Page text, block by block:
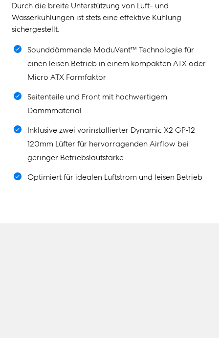
Durch die breite Unterstützung von Luft- und
Wasserkühlungen ist stets eine effektive Kühlung
sichergestellt.
Sounddämmende ModuVent™ Technologie für
einen leisen Betrieb in einem kompakten ATX oder
Micro ATX Formfaktor
Seitenteile und Front mit hochwertigem
Dämmmaterial
Inklusive zwei vorinstallierter Dynamic X2 GP-12
120mm Lüfter für hervorragenden Airflow bei
geringer Betriebslautstärke
Optimiert für idealen Luftstrom und leisen Betrieb